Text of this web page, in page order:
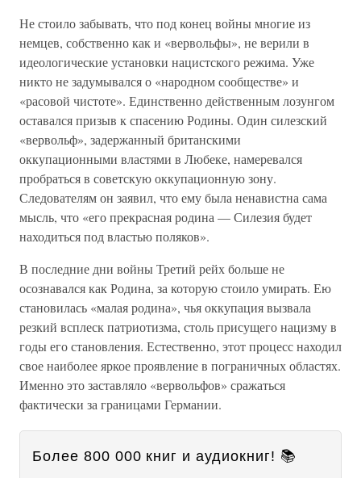
Не стоило забывать, что под конец войны многие из
немцев, собственно как и «вервольфы», не верили в
идеологические установки нацистского режима. Уже
никто не задумывался о «народном сообществе» и
«расовой чистоте». Единственно действенным лозунгом
оставался призыв к спасению Родины. Один силезский
«вервольф», задержанный британскими
оккупационными властями в Любеке, намеревался
пробраться в советскую оккупационную зону.
Следователям он заявил, что ему была ненавистна сама
мысль, что «его прекрасная родина — Силезия будет
находиться под властью поляков».
В последние дни войны Третий рейх больше не
осознавался как Родина, за которую стоило умирать. Ею
становилась «малая родина», чья оккупация вызвала
резкий всплеск патриотизма, столь присущего нацизму в
годы его становления. Естественно, этот процесс находил
свое наиболее яркое проявление в пограничных областях.
Именно это заставляло «вервольфов» сражаться
фактически за границами Германии.
Более 800 000 книг и аудиокниг! 📚